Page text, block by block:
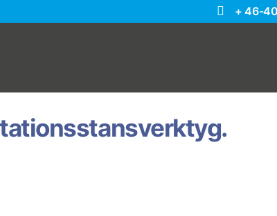
+ 46-